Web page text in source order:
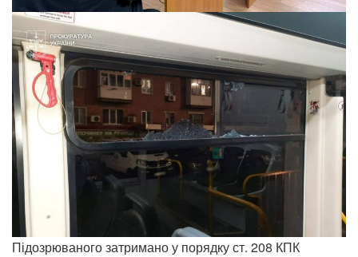
Підозрюваного затримано у порядку ст. 208 КПК